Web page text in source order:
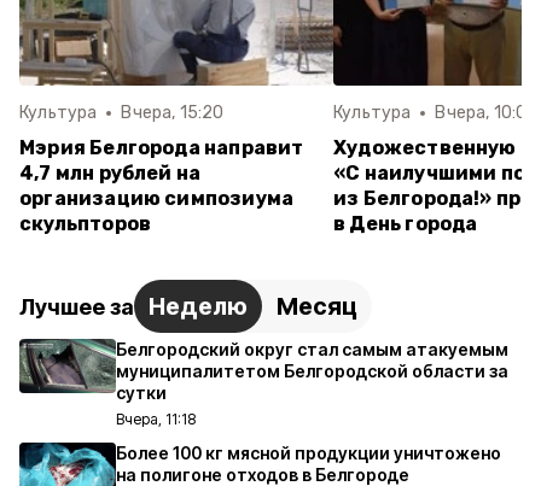
Культура Вчера, 15:20
Мэрия Белгорода направит
4,7 млн рублей на
организацию симпозиума
скульпторов
Культура Вчера, 10:05
Художественную
«С наилучшими
из Белгорода!»
в День города
Лучшее за Неделю Месяц
Белгородский округ стал самым атакуемым
муниципалитетом Белгородской области за
сутки
Вчера, 11:18
Более 100 кг мясной продукции уничтожено
на полигоне отходов в Белгороде